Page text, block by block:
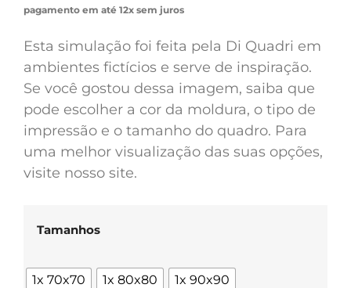
pagamento em até 12x sem juros
Esta simulação foi feita pela Di Quadri em
ambientes fictícios e serve de inspiração.
Se você gostou dessa imagem, saiba que
pode escolher a cor da moldura, o tipo de
impressão e o tamanho do quadro. Para
uma melhor visualização das suas opções,
visite nosso site.
Tamanhos
1x 70x70 1x 80x80
1x 90x90